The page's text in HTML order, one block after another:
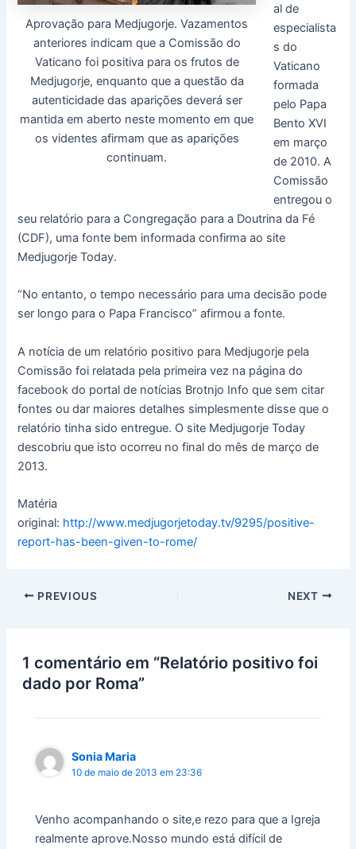
Aprovação para Medjugorje. Vazamentos
anteriores indicam que a Comissão do
Vaticano foi positiva para os frutos de
Medjugorje, enquanto que a questão da
autenticidade das aparições deverá ser
mantida em aberto neste momento em que
os videntes afirmam que as aparições
continuam.
al de
especialista
s do
Vaticano
formada
pelo Papa
Bento XVI
em março
de 2010. A
Comissão
entregou o
seu relatório para a Congregação para a Doutrina da Fé
(CDF), uma fonte bem informada confirma ao site
Medjugorje Today.
“No entanto, o tempo necessário para uma decisão pode
ser longo para o Papa Francisco” afirmou a fonte.
A notícia de um relatório positivo para Medjugorje pela
Comissão foi relatada pela primeira vez na página do
facebook do portal de notícias Brotnjo Info que sem citar
fontes ou dar maiores detalhes simplesmente disse que o
relatório tinha sido entregue. O site Medjugorje Today
descobriu que isto ocorreu no final do mês de março de
2013.
Matéria
original: http://www.medjugorjetoday.tv/9295/positive-
report-has-been-given-to-rome/
PREVIOUS NEXT
1 comentário em “Relatório positivo foi
dado por Roma”
Sonia Maria
10 de maio de 2013 em 23:36
Venho acompanhando o site,e rezo para que a Igreja
realmente aprove.Nosso mundo está difícil de